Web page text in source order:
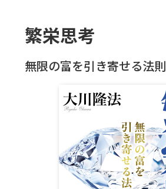
絵本
CD
繁栄思考
無限の富を引き寄せる法則